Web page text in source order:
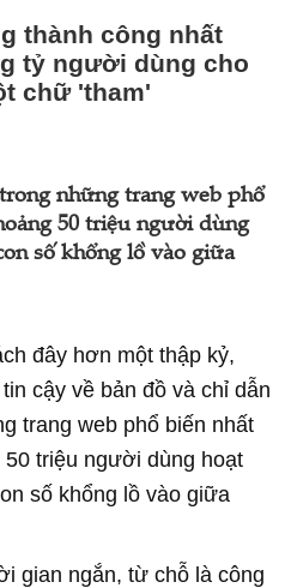
thành công nhất
tỷ người dùng cho
chữ 'tham'
những trang web phổ
50 triệu người dùng
số khổng lồ vào giữa
đây hơn một thập kỷ,
cậy về bản đồ và chỉ dẫn
trang web phổ biến nhất
triệu người dùng hoạt
số khổng lồ vào giữa
gian ngắn, từ chỗ là công